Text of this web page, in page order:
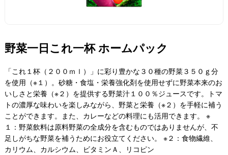
野菜一日これ一杯 ホームパック
「これ１杯（２００ｍｌ）」に彩り豊かな３０種の野菜３５０ｇ分
を使用（※１）。砂糖・食塩・栄養強化剤を使用せずに野菜本来のお
いしさと栄養（※２）を提供する野菜汁１００％ジュースです。トマ
トの濃厚な味わいを楽しみながら、野菜と栄養（※２）を手軽に補う
ことができます。また、カレーなどの料理にも活用できます。 ※
１：野菜飲料は原料野菜の全成分を含むものではありませんが、不
足しがちな野菜を補うためにお役立てください。 ※２：食物繊維、
カリウム、カルシウム、ビタミンＡ、リコピン